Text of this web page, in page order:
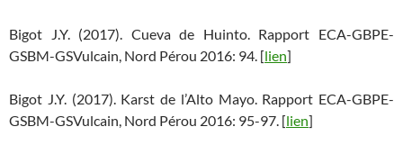
Bigot J.Y. (2017). Cueva de Huinto. Rapport ECA-GBPE-
GSBM-GSVulcain, Nord Pérou 2016: 94. [lien]
Bigot J.Y. (2017). Karst de l’Alto Mayo. Rapport ECA-GBPE-
GSBM-GSVulcain, Nord Pérou 2016: 95-97. [lien]